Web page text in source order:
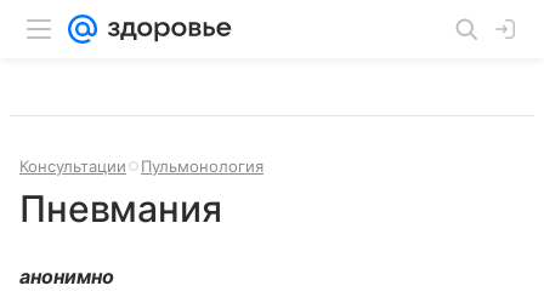
Консультации Пульмонология
Пневмания
анонимно